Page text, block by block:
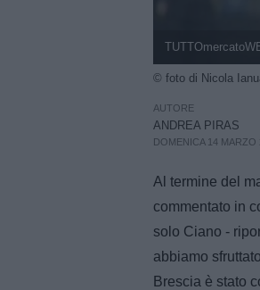
© foto di Nicola
AUTORE
ANDREA PIRAS
DOMENICA 14 MARZO
Al termine del
commentato in
solo Ciano -
abbiamo
Brescia è stato